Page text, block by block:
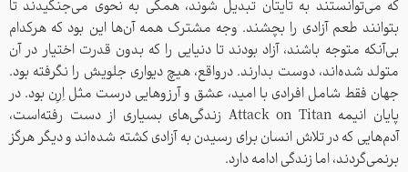
که می‌توانستند به تایتان تبدیل شوند، همگی به نحوی می‌جنگیدند تا
بتوانند طعم آزادی را بچشند. وجه مشترک همه آن‌ها این بود که هرکدام
بی‌آنکه متوجه باشند، آزاد بودند تا دنیایی را که بدون قدرت اختیار در آن
متولد شده‌اند، دوست بدارند. درواقع، هیچ دیواری جلویش را نگرفته بود.
جهان فقط شامل افرادی با امید، عشق و آرزوهایی درست مثل اِرِن بود. در
پایان انیمه Attack on Titan زندگی‌های بسیاری از دست رفته‌است،
آدم‌هایی که در تلاش انسان برای رسیدن به آزادی کشته شده‌اند و دیگر هرگز
برنمی‌گردند، اما زندگی ادامه دارد.